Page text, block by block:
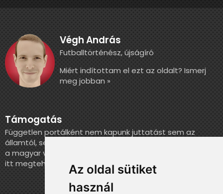
Az oldal sütiket
használ
Végh András
Futballtörténész, újságíró
Miért indítottam el ezt az oldalt? Ismerj
meg jobban »
Támogatás
Független portálként nem kapunk juttatást sem az
államtól, sem más szervezettől. Ha szeretnél segíteni
a magyar válogatott történelmének feldolgozásában,
itt megteheted.